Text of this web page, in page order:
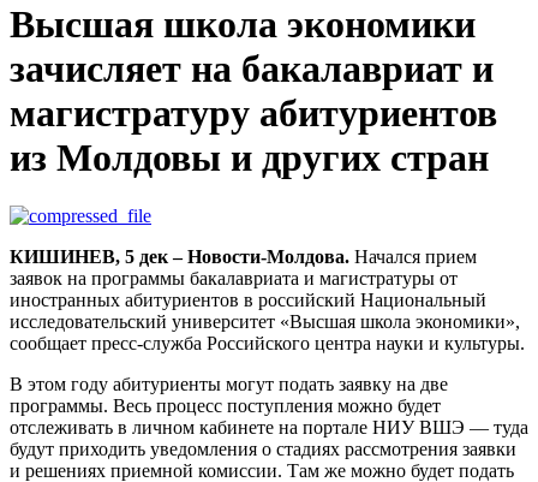
Высшая школа экономики
зачисляет на бакалавриат и
магистратуру абитуриентов
из Молдовы и других стран
КИШИНЕВ, 5 дек – Новости-Молдова. Начался прием
заявок на программы бакалавриата и магистратуры от
иностранных абитуриентов в российский Национальный
исследовательский университет «Высшая школа экономики»,
сообщает пресс-служба Российского центра науки и культуры.
В этом году абитуриенты могут подать заявку на две
программы. Весь процесс поступления можно будет
отслеживать в личном кабинете на портале НИУ ВШЭ — туда
будут приходить уведомления о стадиях рассмотрения заявки
и решениях приемной комиссии. Там же можно будет подать